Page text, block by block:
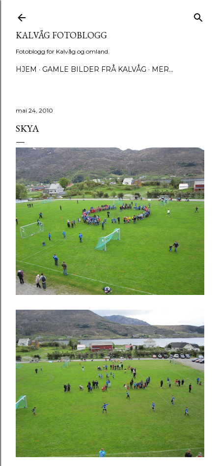
KALVÅG FOTOBLOGG
Fotoblogg for Kalvåg og omland.
HJEM GAMLE BILDER FRÅ KALVÅG MER…
mai 24, 2010
SKYA